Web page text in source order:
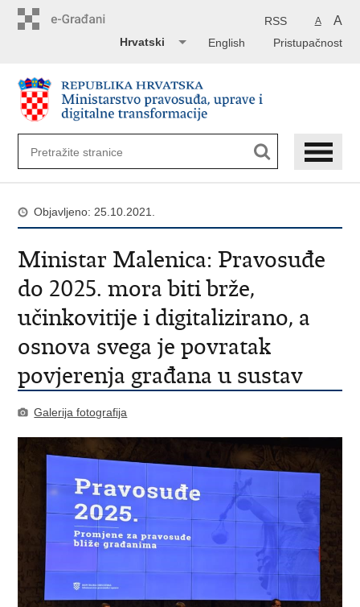
A A
RSS
Pristupačnost
English
Hrvatski
Objavljeno: 25.10.2021.
Ministar Malenica: Pravosuđe
do 2025. mora biti brže,
učinkovitije i digitalizirano, a
osnova svega je povratak
povjerenja građana u sustav
Galerija fotografija